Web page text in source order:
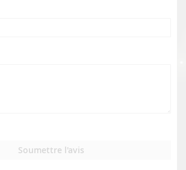
Soumettre l'avis